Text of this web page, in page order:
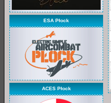
ESA Płock
ACES Płock